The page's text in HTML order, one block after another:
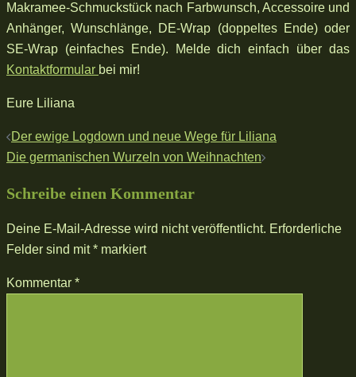
Makramee-Schmuckstück nach Farbwunsch, Accessoire und
Anhänger, Wunschlänge, DE-Wrap (doppeltes Ende) oder
SE-Wrap (einfaches Ende). Melde dich einfach über das
Kontaktformular bei mir!
Eure Liliana
Beitragsnavigation
Der ewige Logdown und neue Wege für Liliana
Die germanischen Wurzeln von Weihnachten
Schreibe einen Kommentar
Deine E-Mail-Adresse wird nicht veröffentlicht. Erforderliche
Felder sind mit* markiert
Kommentar *